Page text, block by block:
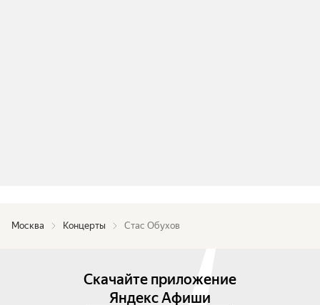
Москва Концерты Стас Обухов
Скачайте приложение
Яндекс Афиши